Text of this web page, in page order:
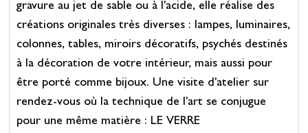
gravure au jet de sable ou à l'acide, elle réalise des
créations originales très diverses : lampes, luminaires,
colonnes, tables, miroirs décoratifs, psychés destinés
à la décoration de votre intérieur, mais aussi pour
être porté comme bijoux. Une visite d'atelier sur
rendez-vous où la technique de l'art se conjugue
pour une même matière : LE VERRE